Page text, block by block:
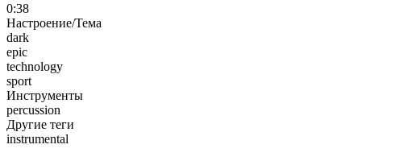
0:38
Настроение/Тема
dark
epic
technology
sport
Инструменты
percussion
Другие теги
instrumental